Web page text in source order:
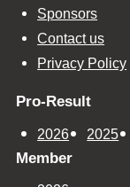
Sponsors
Contact us
Privacy Policy
Pro-Result
2026 2025
Member